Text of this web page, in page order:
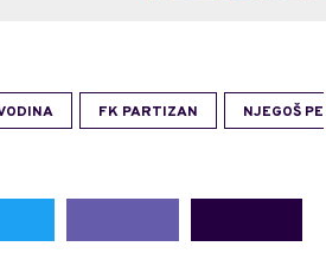
FK PARTIZAN NJEGOŠ